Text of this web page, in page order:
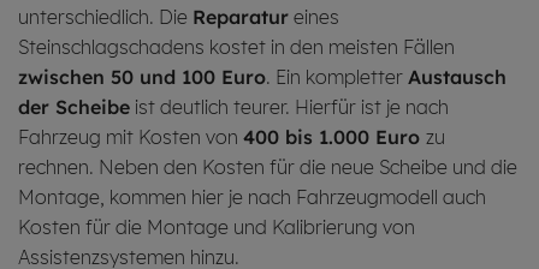
unterschiedlich. Die Reparatur eines
Steinschlagschadens kostet in den meisten Fällen
zwischen 50 und 100 Euro. Ein kompletter Austausch
der Scheibe ist deutlich teurer. Hierfür ist je nach
Fahrzeug mit Kosten von 400 bis 1.000 Euro zu
rechnen. Neben den Kosten für die neue Scheibe und die
Montage, kommen hier je nach Fahrzeugmodell auch
Kosten für die Montage und Kalibrierung von
Assistenzsystemen hinzu.